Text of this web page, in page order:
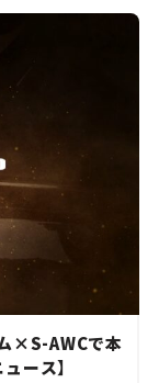
ム×S-AWCで本
ース】